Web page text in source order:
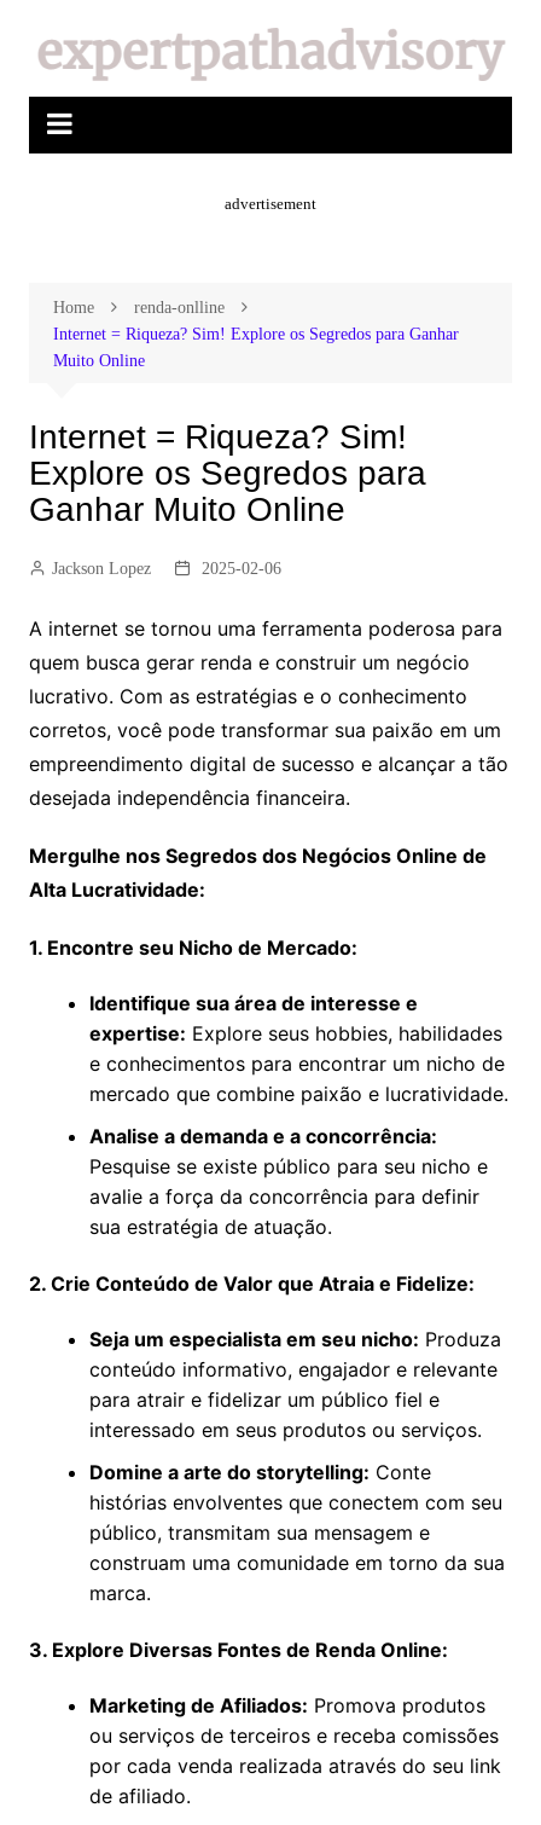
advertisement
Home
renda-onlline
Internet = Riqueza? Sim! Explore os Segredos para Ganhar
Muito Online
Internet = Riqueza? Sim!
Explore os Segredos para
Ganhar Muito Online
Jackson Lopez 2025-02-06
A internet se tornou uma ferramenta poderosa para
quem busca gerar renda e construir um negócio
lucrativo. Com as estratégias e o conhecimento
corretos, você pode transformar sua paixão em um
empreendimento digital de sucesso e alcançar a tão
desejada independência financeira.
Mergulhe nos Segredos dos Negócios Online de
Alta Lucratividade:
1. Encontre seu Nicho de Mercado:
Identifique sua área de interesse e
expertise: Explore seus hobbies, habilidades
e conhecimentos para encontrar um nicho de
mercado que combine paixão e lucratividade.
Analise a demanda e a concorrência:
Pesquise se existe público para seu nicho e
avalie a força da concorrência para definir
sua estratégia de atuação.
2. Crie Conteúdo de Valor que Atraia e Fidelize:
Seja um especialista em seu nicho: Produza
conteúdo informativo, engajador e relevante
para atrair e fidelizar um público fiel e
interessado em seus produtos ou serviços.
Domine a arte do storytelling: Conte
histórias envolventes que conectem com seu
público, transmitam sua mensagem e
construam uma comunidade em torno da sua
marca.
3. Explore Diversas Fontes de Renda Online:
Marketing de Afiliados: Promova produtos
ou serviços de terceiros e receba comissões
por cada venda realizada através do seu link
de afiliado.